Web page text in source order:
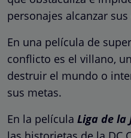
personajes alcanzar
En una película de
conflicto es el villano,
destruir el mundo o
sus metas.
En la película Liga de la